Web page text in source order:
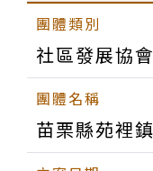
社區發展協會
苗栗縣苑裡